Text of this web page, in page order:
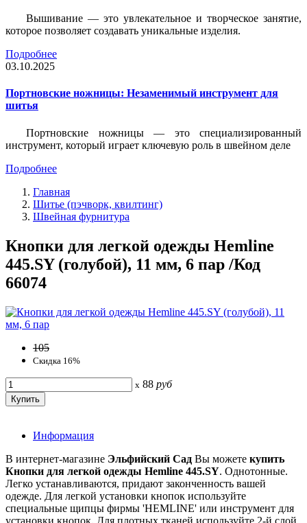
Вышивание — это увлекательное и творческое занятие,
которое позволяет создавать уникальные изделия.
Подробнее
03.10.2025
Портновские ножницы: Незаменимый инструмент для
шитья
Портновские ножницы — это специализированный
инструмент, который играет ключевую роль в швейном деле
Подробнее
Главная
Шитье (пэчворк, квилтинг)
Швейная фурнитура
Кнопки для легкой одежды Hemline
445.SY (голубой), 11 мм, 6 пар /Код
66074
105
Скидка 16%
x 88 руб
Информация
В интернет-магазине Эльфийский Сад Вы можете купить
Кнопки для легкой одежды Hemline 445.SY. Однотонные.
Легко устанавливаются, придают законченность вашей
одежде. Для легкой установки кнопок используйте
специальные щипцы фирмы 'HEMLINE' или инструмент для
установки кнопок. Для плотных тканей используйте 2-й слой